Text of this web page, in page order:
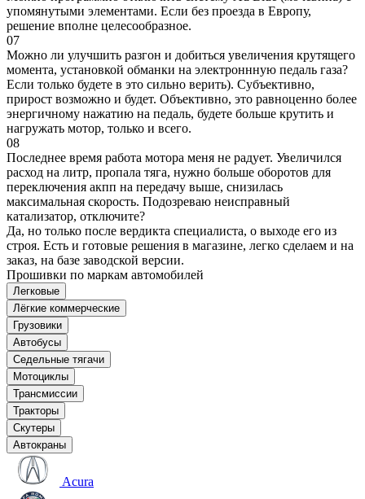
упомянутыми элементами. Если без проезда в Европу,
решение вполне целесообразное.
07
Можно ли улучшить разгон и добиться увеличения крутящего
момента, установкой обманки на электроннную педаль газа?
Если только будете в это сильно верить). Субъективно,
прирост возможно и будет. Объективно, это равноценно более
энергичному нажатию на педаль, будете больше крутить и
нагружать мотор, только и всего.
08
Последнее время работа мотора меня не радует. Увеличился
расход на литр, пропала тяга, нужно больше оборотов для
переключения акпп на передачу выше, снизилась
максимальная скорость. Подозреваю неисправный
катализатор, отключите?
Да, но только после вердикта специалиста, о выходе его из
строя. Есть и готовые решения в магазине, легко сделаем и на
заказ, на базе заводской версии.
Прошивки по маркам автомобилей
Легковые
Лёгкие коммерческие
Грузовики
Автобусы
Седельные тягачи
Мотоциклы
Трансмиссии
Тракторы
Скутеры
Автокраны
Acura